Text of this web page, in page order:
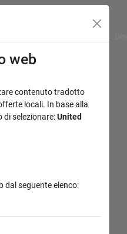
web
contenuto tradotto
locali. In base alla
di selezionare:United
dal seguente elenco: